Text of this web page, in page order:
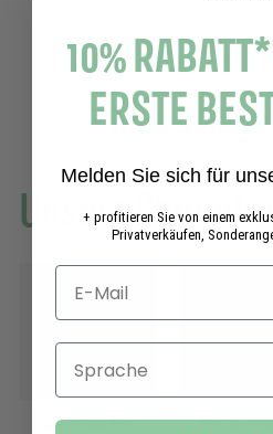
Kürzlich
Unsere
Alle Produkte Eau de
10%
ERSTE
Melden Sie sich für
+ profitieren Sie von einem
Privatverkäufen,
Sprache